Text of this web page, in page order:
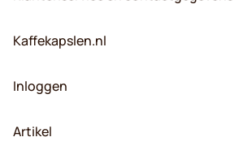
Kaffekapslen.nl
Inloggen
Artikel